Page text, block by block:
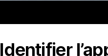
Identifier